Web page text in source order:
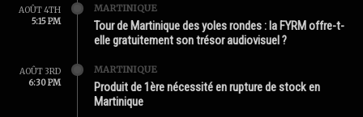
AOÛT 4TH
5:15 PM
MARTINIQUE
Tour de Martinique des yoles rondes : la FYRM offre-t-
elle gratuitement son trésor audiovisuel ?
AOÛT 3RD
6:30 PM
MARTINIQUE
Produit de 1ère nécessité en rupture de stock en
Martinique